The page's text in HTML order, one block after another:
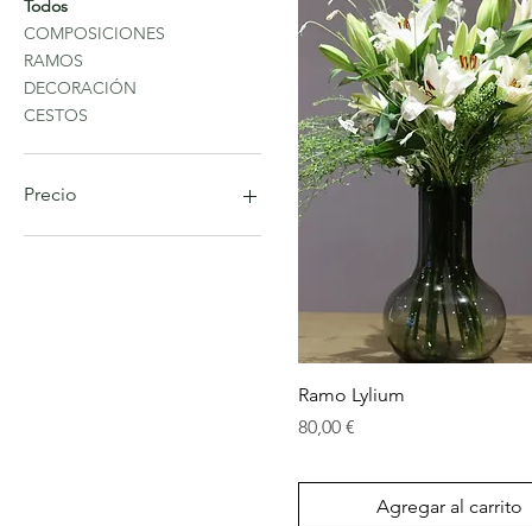
Todos
COMPOSICIONES
RAMOS
DECORACIÓN
CESTOS
Precio
Ramo Lylium
Precio
80,00 €
Agregar al carrito